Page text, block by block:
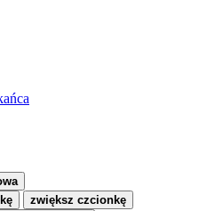
zwiększ czcionkę